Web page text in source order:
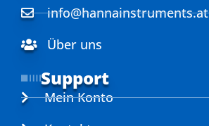
info@hannainstruments.at
Über uns
Support
Mein Konto